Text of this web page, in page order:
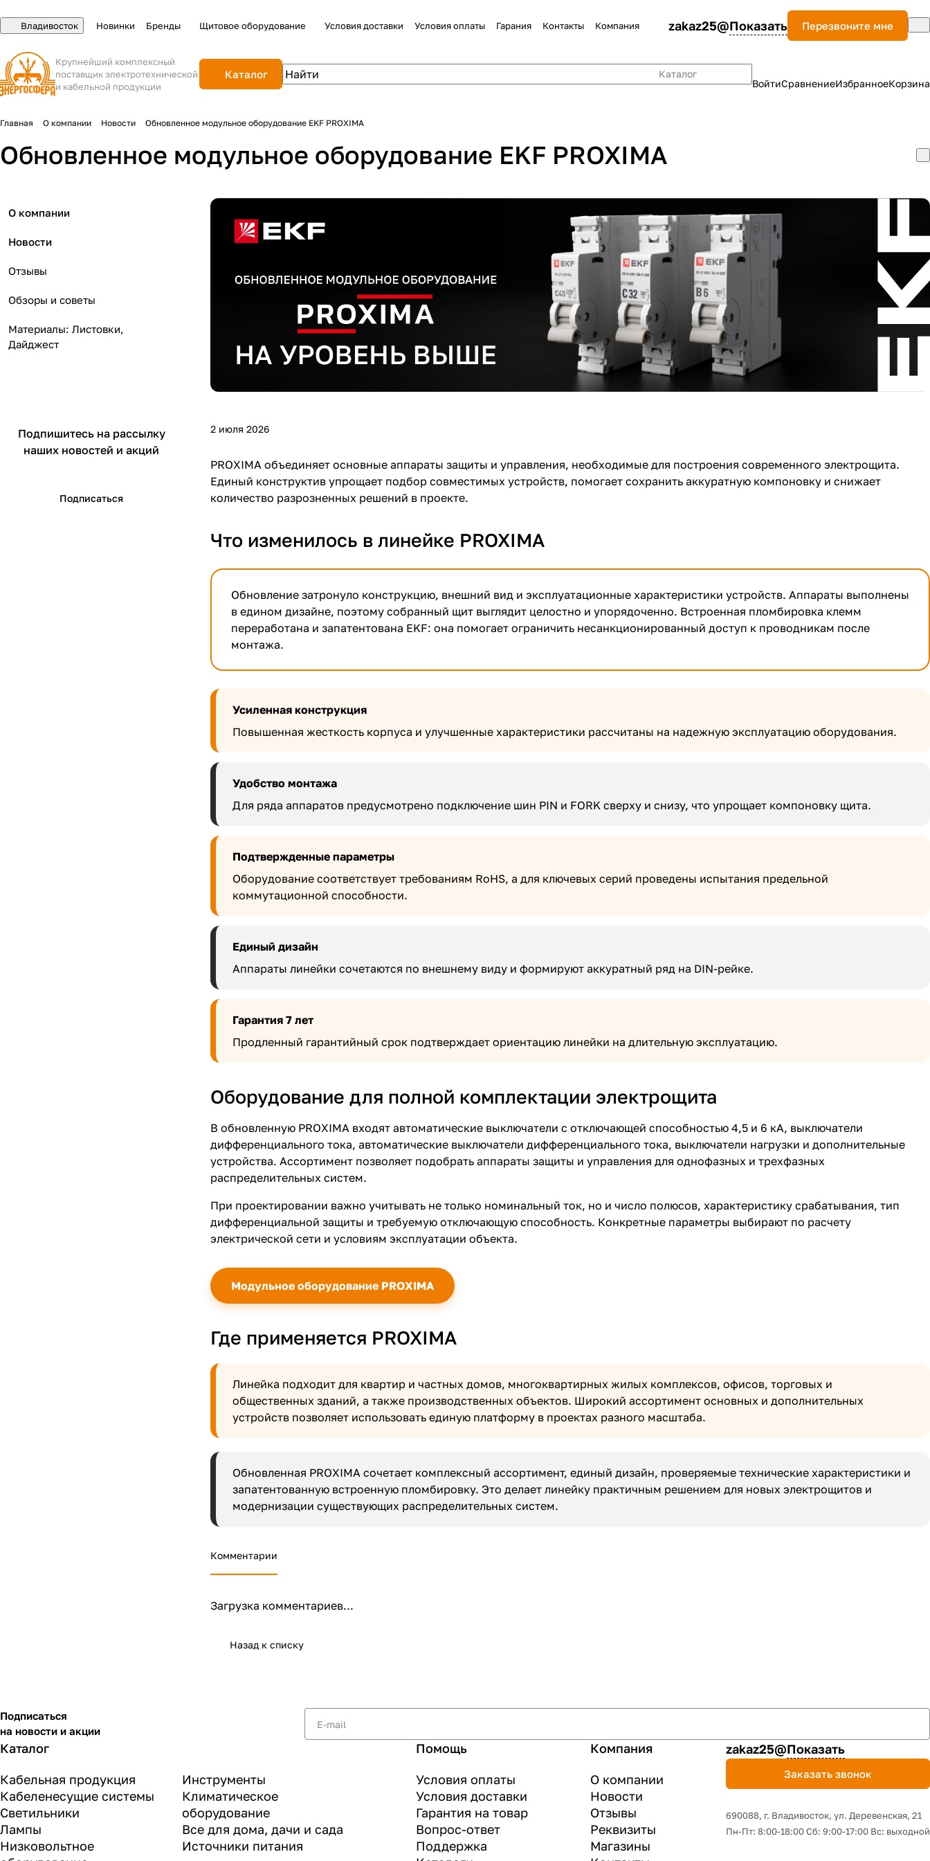
Владивосток Новинки Бренды Щитовое оборудование Условия доставки Условия оплаты Гарания Контакты Компания zakaz25@Показать Перезвоните мне
Крупнейший комплексный
поставщик электротехнической
и кабельной продукции
Каталог
Каталог
ВойтиСравнениеИзбранноеКорзина
Главная О компании Новости Обновленное модульное оборудование EKF PROXIMA
Обновленное модульное оборудование EKF PROXIMA
2 июля 2026
PROXIMA объединяет основные аппараты защиты и управления, необходимые для построения современного электрощита.
Единый конструктив упрощает подбор совместимых устройств, помогает сохранить аккуратную компоновку и снижает
количество разрозненных решений в проекте.
Что изменилось в линейке PROXIMA
Обновление затронуло конструкцию, внешний вид и эксплуатационные характеристики устройств. Аппараты выполнены
в едином дизайне, поэтому собранный щит выглядит целостно и упорядоченно. Встроенная пломбировка клемм
переработана и запатентована EKF: она помогает ограничить несанкционированный доступ к проводникам после
монтажа.
Усиленная конструкция
Повышенная жесткость корпуса и улучшенные характеристики рассчитаны на надежную эксплуатацию оборудования.
Удобство монтажа
Для ряда аппаратов предусмотрено подключение шин PIN и FORK сверху и снизу, что упрощает компоновку щита.
Подтвержденные параметры
Оборудование соответствует требованиям RoHS, а для ключевых серий проведены испытания предельной
коммутационной способности.
Единый дизайн
Аппараты линейки сочетаются по внешнему виду и формируют аккуратный ряд на DIN-рейке.
Гарантия 7 лет
Продленный гарантийный срок подтверждает ориентацию линейки на длительную эксплуатацию.
Оборудование для полной комплектации электрощита
В обновленную PROXIMA входят автоматические выключатели с отключающей способностью 4,5 и 6 кА, выключатели
дифференциального тока, автоматические выключатели дифференциального тока, выключатели нагрузки и дополнительные
устройства. Ассортимент позволяет подобрать аппараты защиты и управления для однофазных и трехфазных
распределительных систем.
При проектировании важно учитывать не только номинальный ток, но и число полюсов, характеристику срабатывания, тип
дифференциальной защиты и требуемую отключающую способность. Конкретные параметры выбирают по расчету
электрической сети и условиям эксплуатации объекта.
Модульное оборудование PROXIMA
Где применяется PROXIMA
Линейка подходит для квартир и частных домов, многоквартирных жилых комплексов, офисов, торговых и
общественных зданий, а также производственных объектов. Широкий ассортимент основных и дополнительных
устройств позволяет использовать единую платформу в проектах разного масштаба.
Обновленная PROXIMA сочетает комплексный ассортимент, единый дизайн, проверяемые технические характеристики и
запатентованную встроенную пломбировку. Это делает линейку практичным решением для новых электрощитов и
модернизации существующих распределительных систем.
Комментарии
Загрузка комментариев...
Назад к списку
О компании
Новости
Отзывы
Обзоры и советы
Материалы: Листовки,
Дайджест
Подпишитесь на рассылку
наших новостей и акций
Подписаться
Подписаться
на новости и акции
Каталог
Кабельная продукция
Кабеленесущие системы
Светильники
Лампы
Низковольтное
Инструменты
Климатическое
оборудование
Все для дома, дачи и сада
Источники питания
Помощь
Условия оплаты
Условия доставки
Гарантия на товар
Вопрос-ответ
Поддержка
Компания
О компании
Новости
Отзывы
Реквизиты
Магазины
zakaz25@Показать
Заказать звонок
690088, г. Владивосток, yл. Деревенская, 21
Пн-Пт: 8:00-18:00 Сб: 9:00-17:00 Вс: выходной